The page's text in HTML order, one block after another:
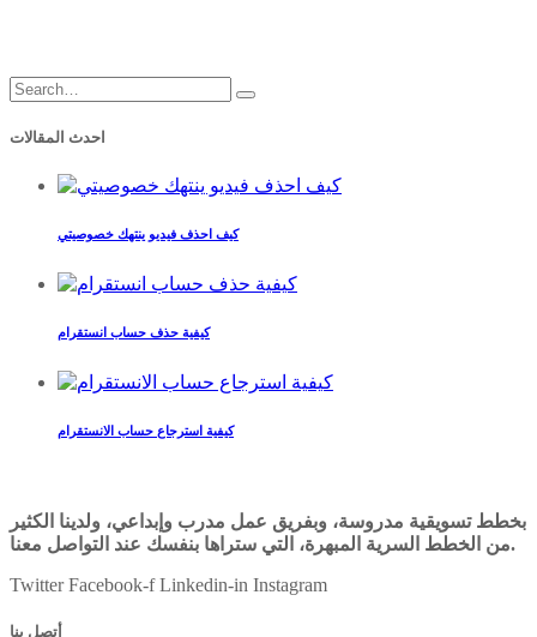
احدث المقالات
كيف احذف فيديو ينتهك خصوصيتي
كيفية حذف حساب انستقرام
كيفية استرجاع حساب الانستقرام
بخطط تسويقية مدروسة، وبفريق عمل مدرب وإبداعي، ولدينا الكثير
من الخطط السرية المبهرة، التي ستراها بنفسك عند التواصل معنا.
Twitter Facebook-f Linkedin-in Instagram
أتصل بنا